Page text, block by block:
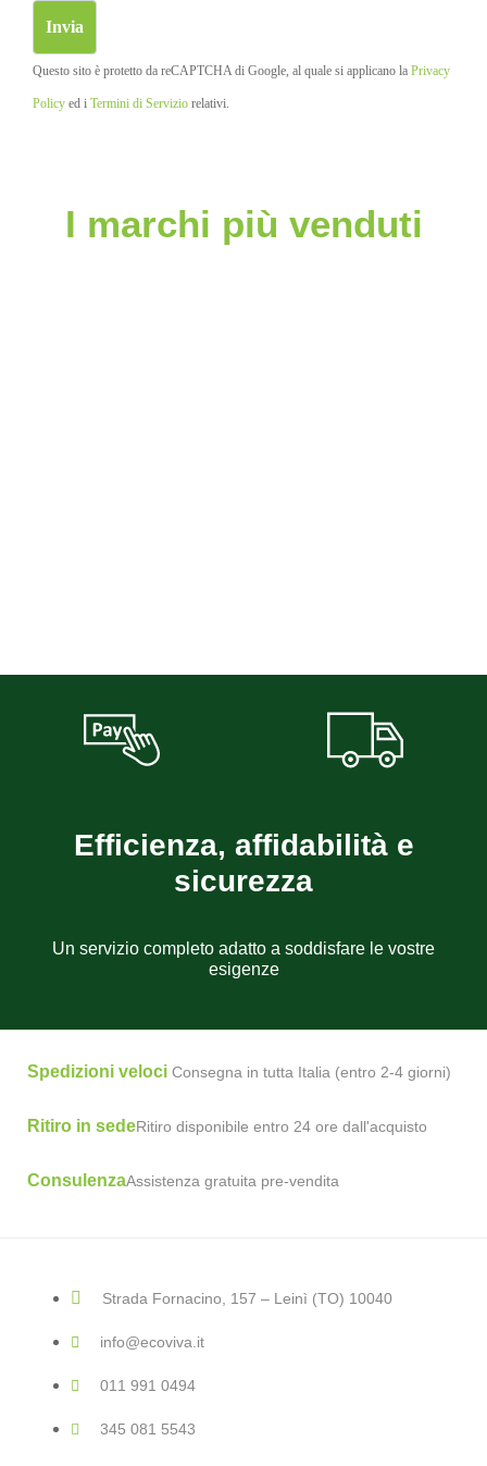
Questo sito è protetto da reCAPTCHA di Google, al quale si applicano la Privacy
Policy ed i Termini di Servizio relativi.
I marchi più venduti
Efficienza, affidabilità e
sicurezza
Un servizio completo adatto a soddisfare le vostre
esigenze
Spedizioni veloci Consegna in tutta Italia (entro 2-4 giorni)
Ritiro in sedeRitiro disponibile entro 24 ore dall'acquisto
ConsulenzaAssistenza gratuita pre-vendita
Strada Fornacino, 157 – Leinì (TO) 10040
info@ecoviva.it
011 991 0494
345 081 5543